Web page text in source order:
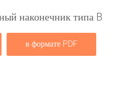
наконечник типа B
в формате PDF